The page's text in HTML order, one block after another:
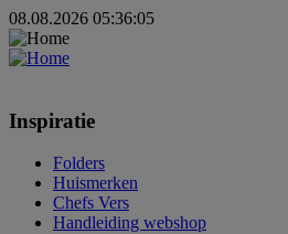
08.08.2026 05:36:05
Inspiratie
Folders
Huismerken
Chefs Vers
Handleiding webshop